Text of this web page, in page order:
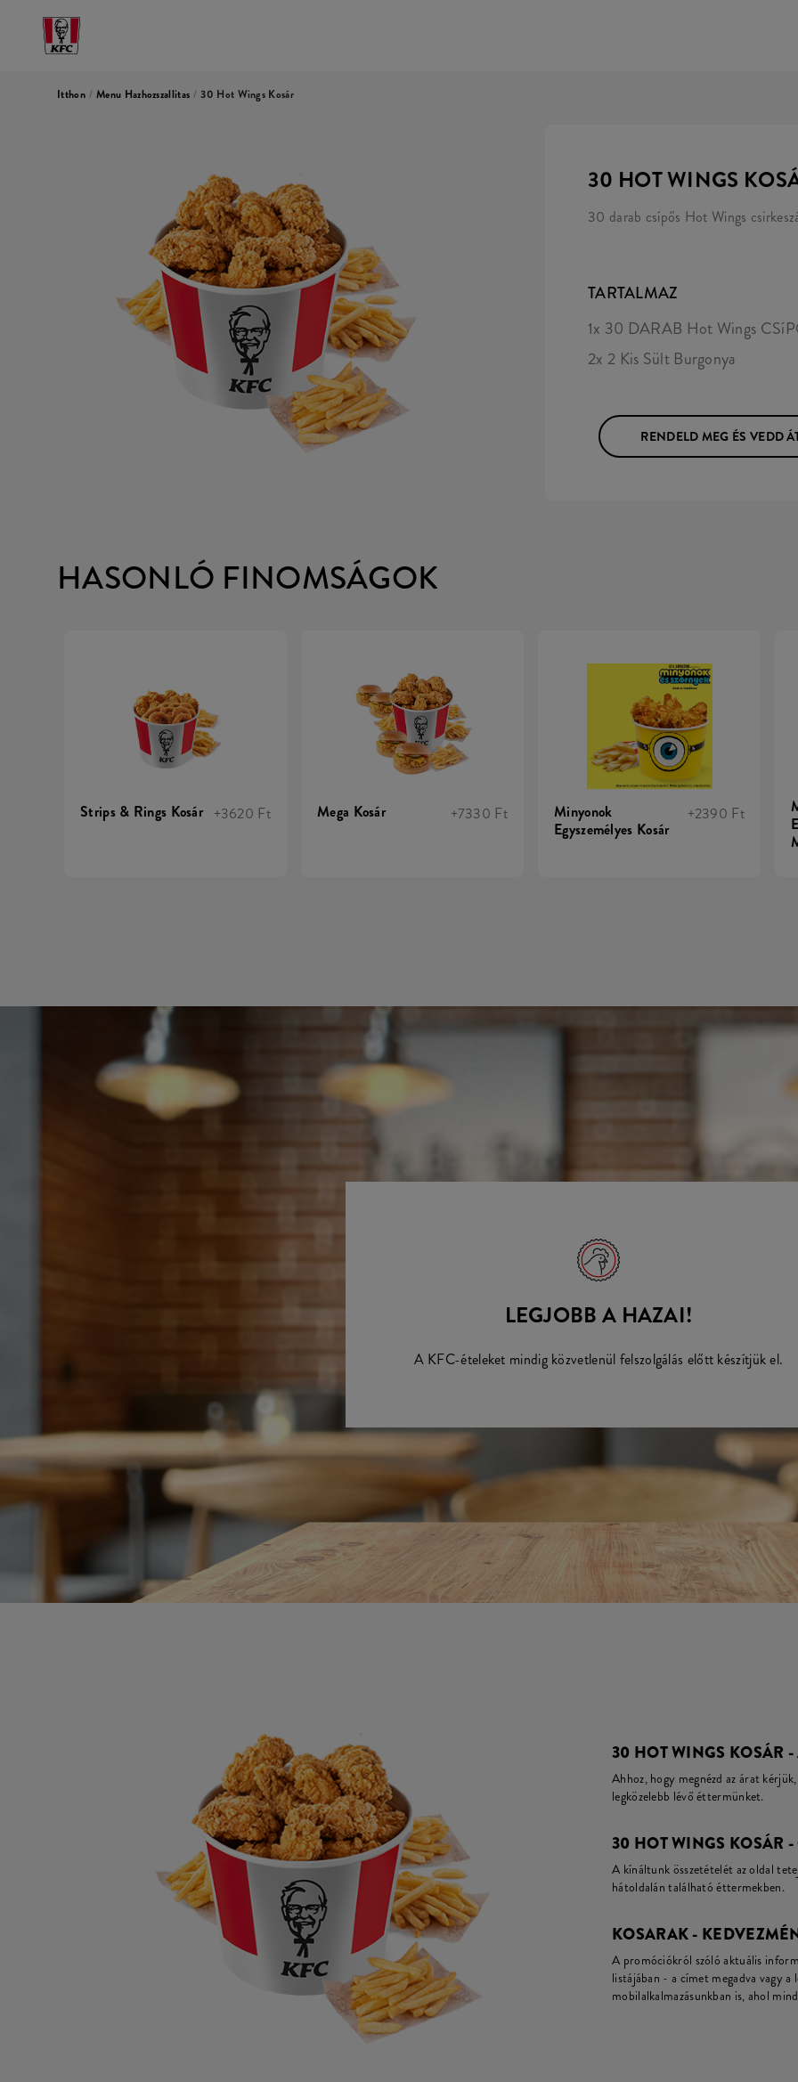
Itthon / Menu Hazhozszallitas / 30 Hot Wings Kosár
30 HOT WINGS
30 darab csípős Hot Wings
TARTALMAZ
1x 30 DARAB Hot Wings
2x 2 Kis Sült Burgonya
RENDELD MEG ÉS VEDD
HASONLÓ FINOMSÁGOK
Strips & Rings Kosár +3620 Ft Mega Kosár +7330 Ft
Minyonok
Egyszemélyes Kosár
+2390 Ft
LEGJOBB A HAZAI!
A KFC-ételeket mindig közvetlenül felszolgálás előtt készítjük el.
30 HOT WINGS KOSÁR -
Ahhoz, hogy megnézd az árat
legközelebb lévő éttermünket.
30 HOT WINGS KOSÁR -
A kínáltunk összetételét az oldal
hátoldalán található éttermekben.
KOSARAK -
A promóciókról szóló aktuális
listájában - a címet megadva vagy
mobilalkalmazásunkban is, ahol